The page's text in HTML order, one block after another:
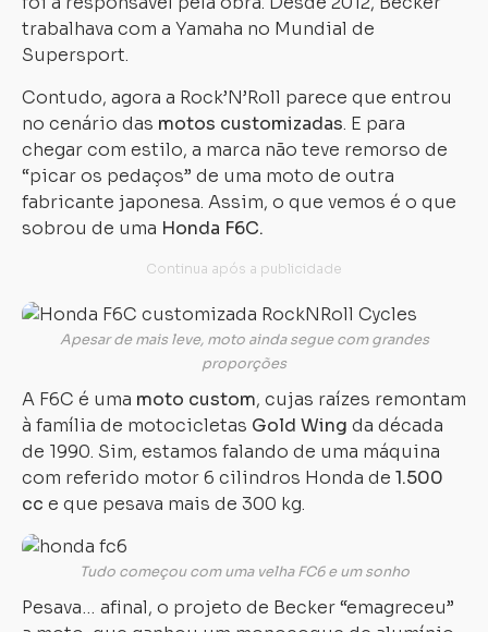
trabalhava com a Yamaha no Mundial de
Supersport.
Contudo, agora a Rock’N’Roll parece que entrou
no cenário das motos customizadas. E para
chegar com estilo, a marca não teve remorso de
“picar os pedaços” de uma moto de outra
fabricante japonesa. Assim, o que vemos é o que
sobrou de uma Honda F6C.
Apesar de mais leve, moto ainda segue com grandes
proporções
A F6C é uma moto custom, cujas raízes remontam
à família de motocicletas Gold Wing da década
de 1990. Sim, estamos falando de uma máquina
com referido motor 6 cilindros Honda de 1.500
cc e que pesava mais de 300 kg.
Tudo começou com uma velha FC6 e um sonho
Pesava… afinal, o projeto de Becker “emagreceu”